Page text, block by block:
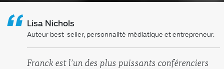
“ Lisa Nichols
Auteur best-seller, personnalité médiatique et entrepreneur.
Franck est l’un des plus puissants conférenciers